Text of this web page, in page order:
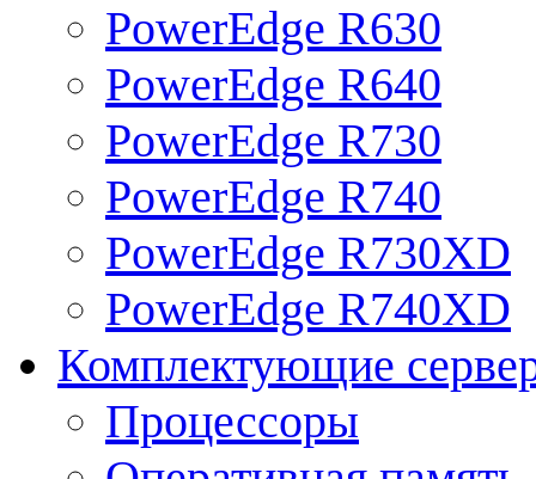
PowerEdge R630
PowerEdge R640
PowerEdge R730
PowerEdge R740
PowerEdge R730XD
PowerEdge R740XD
Комплектующие
Процессоры